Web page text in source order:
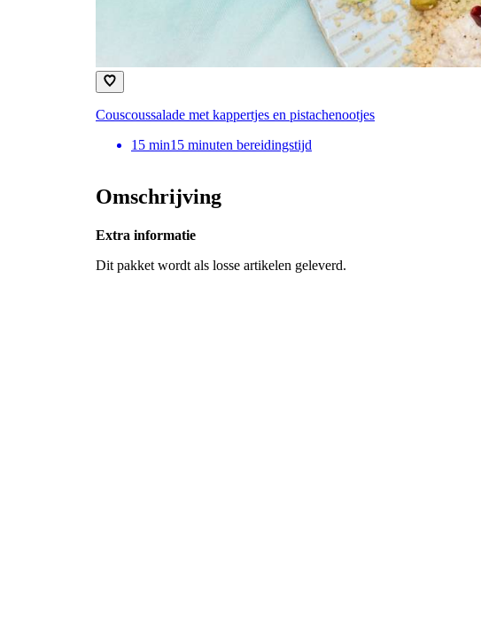
Couscoussalade met kappertjes en pistachenootjes
15 min15 minuten bereidingstijd
Omschrijving
Extra informatie
Dit pakket wordt als losse artikelen geleverd.